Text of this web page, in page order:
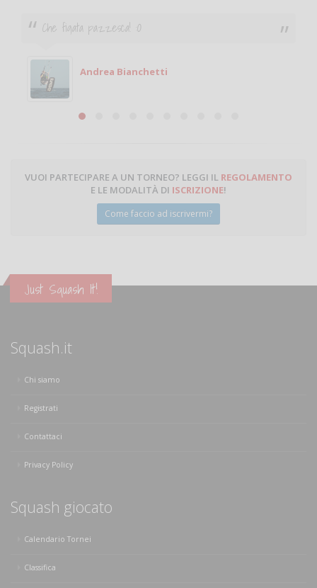
Che figata pazzesca! :O
Andrea Bianchetti
VUOI PARTECIPARE A UN TORNEO? LEGGI IL REGOLAMENTO
E LE MODALITÀ DI ISCRIZIONE!
Come faccio ad iscrivermi?
Just Squash It!
Squash.it
Chi siamo
Registrati
Contattaci
Privacy Policy
Squash giocato
Calendario Tornei
Classifica